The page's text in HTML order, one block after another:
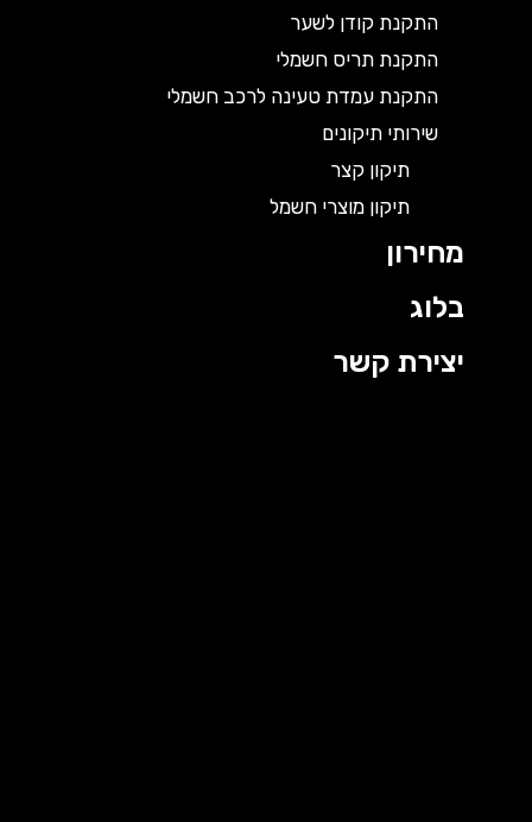
התקנת קודן לשער
התקנת תריס חשמלי
התקנת עמדת טעינה לרכב חשמלי
שירותי תיקונים
תיקון קצר
תיקון מוצרי חשמל
מחירון
בלוג
יצירת קשר